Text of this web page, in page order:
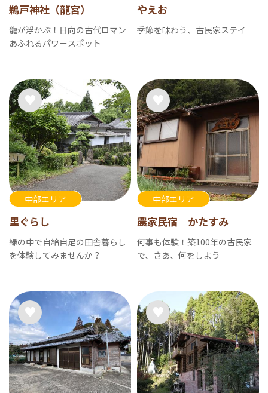
鵜戸神社（龍宮）
龍が浮かぶ！日向の古代ロマン
あふれるパワースポット
やえお
季節を味わう、古民家ステイ
中部エリア
里ぐらし
緑の中で自給自足の田舎暮らし
を体験してみませんか？
中部エリア
農家民宿 かたすみ
何事も体験！築100年の古民家
で、さあ、何をしよう